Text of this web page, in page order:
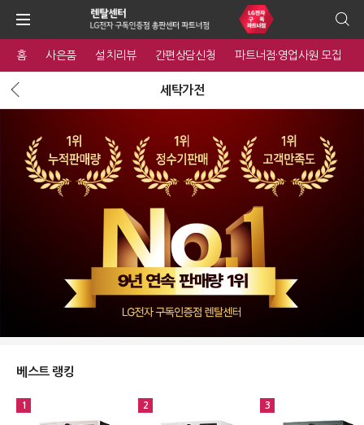
홈 사은품 설치리뷰 간편상담신청 파트너점·영업사원 모집
세탁가전
베스트 랭킹
1 2 3